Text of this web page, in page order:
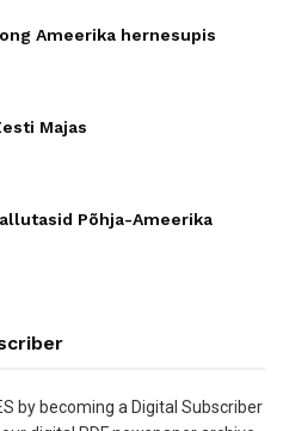
Ameerika hernesupis
Majas
Põhja-Ameerika
by becoming a Digital Subscriber